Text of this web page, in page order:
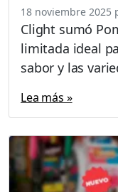
18 noviembre 2025
Clight sumó
limitada ideal
sabor y las
Lea más »